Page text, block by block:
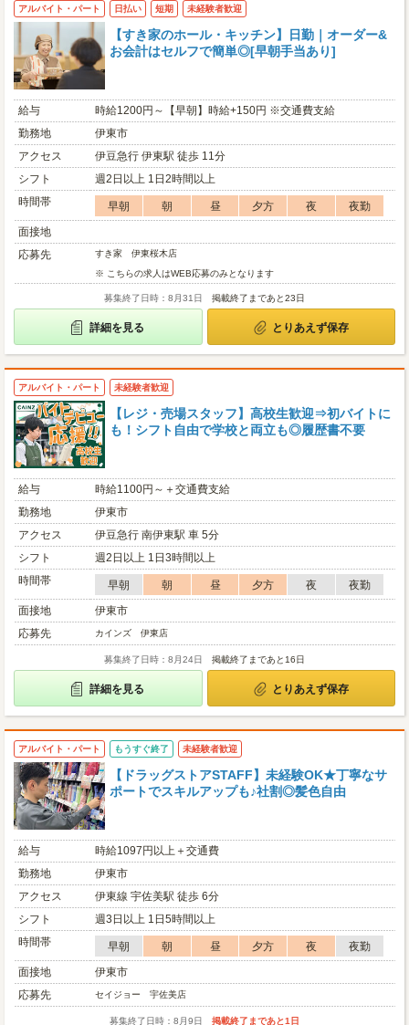
アルバイト・パート 日払い 短期 未経験者歓迎
【すき家のホール・キッチン】日勤｜オーダー&
お会計はセルフで簡単◎[早朝手当あり]
給与
時給1200円～【早朝】時給+150円 ※交通費支給
勤務地
伊東市
アクセス
伊豆急行 伊東駅 徒歩 11分
シフト
週2日以上 1日2時間以上
時間帯
早朝 朝 昼 夕方 夜
夜勤
面接地
応募先
すき家 伊東桜木店
※ こちらの求人はWEB応募のみとなります
募集終了日時：8月31日 掲載終了まであと23日
詳細を見る とりあえず保存
アルバイト・パート 未経験者歓迎
【レジ・売場スタッフ】高校生歓迎⇒初バイトに
も！シフト自由で学校と両立も◎履歴書不要
給与
時給1100円～＋交通費支給
勤務地
伊東市
アクセス
伊豆急行 南伊東駅 車 5分
シフト
週2日以上 1日3時間以上
時間帯
早朝 朝 昼 夕方 夜
夜勤
面接地
伊東市
応募先
カインズ 伊東店
募集終了日時：8月24日 掲載終了まであと16日
詳細を見る とりあえず保存
アルバイト・パート もうすぐ終了 未経験者歓迎
【ドラッグストアSTAFF】未経験OK★丁寧なサ
ポートでスキルアップも♪社割◎髪色自由
給与
時給1097円以上＋交通費
勤務地
伊東市
アクセス
伊東線 宇佐美駅 徒歩 6分
シフト
週3日以上 1日5時間以上
時間帯
早朝 朝 昼 夕方 夜
夜勤
面接地
伊東市
応募先
セイジョー 宇佐美店
募集終了日時：8月9日 掲載終了まであと1日